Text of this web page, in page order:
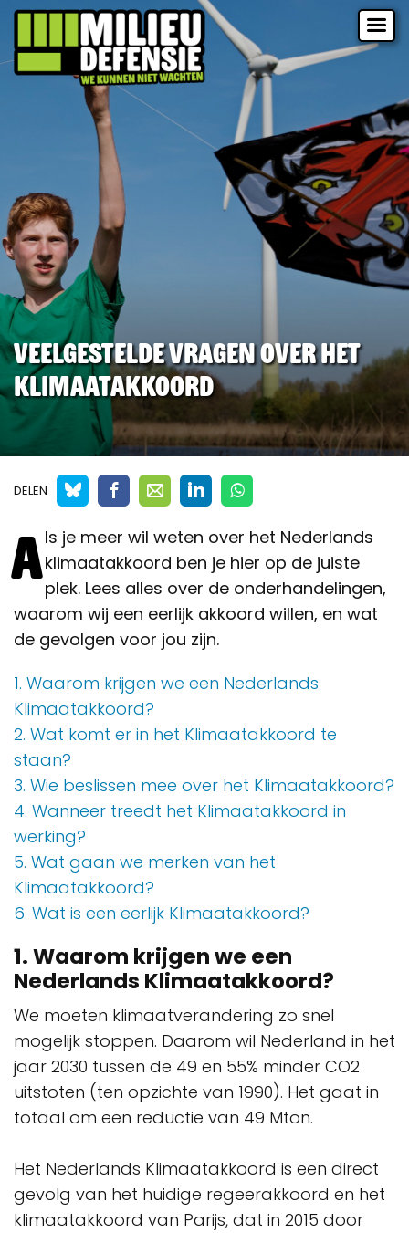
Veelgestelde vragen over het
Klimaatakkoord
DELEN
Als je meer wil weten over het Nederlands
klimaatakkoord ben je hier op de juiste
plek. Lees alles over de onderhandelingen,
waarom wij een eerlijk akkoord willen, en wat
de gevolgen voor jou zijn.
1. Waarom krijgen we een Nederlands
Klimaatakkoord?
2. Wat komt er in het Klimaatakkoord te
staan?
3. Wie beslissen mee over het Klimaatakkoord?
4. Wanneer treedt het Klimaatakkoord in
werking?
5. Wat gaan we merken van het
Klimaatakkoord?
6. Wat is een eerlijk Klimaatakkoord?
1. Waarom krijgen we een
Nederlands Klimaatakkoord?
We moeten klimaatverandering zo snel
mogelijk stoppen. Daarom wil Nederland in het
jaar 2030 tussen de 49 en 55% minder CO2
uitstoten (ten opzichte van 1990). Het gaat in
totaal om een reductie van 49 Mton.
Het Nederlands Klimaatakkoord is een direct
gevolg van het huidige regeerakkoord en het
klimaatakkoord van Parijs, dat in 2015 door